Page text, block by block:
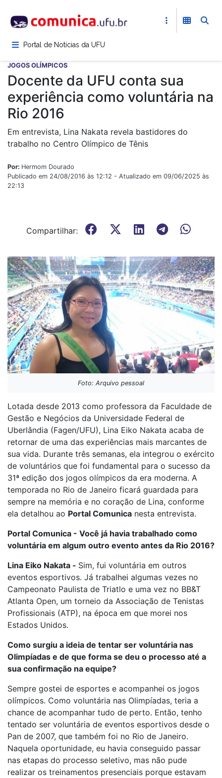
para
conteúdoPortal de Notícias da UFU
JOGOS OLÍMPICOS
Docente da UFU conta sua
experiência como voluntária na
Rio 2016
Em entrevista, Lina Nakata revela bastidores do
trabalho no Centro Olímpico de Tênis
Por: Hermom Dourado
Publicado em 24/08/2016 às 12:12 - Atualizado em 09/06/2025 às
22:13
Compartilhar:
Foto: Arquivo pessoal
Lotada desde 2013 como professora da Faculdade de
Gestão e Negócios da Universidade Federal de
Uberlândia (Fagen/UFU), Lina Eiko Nakata acaba de
retornar de uma das experiências mais marcantes de
sua vida. Durante três semanas, ela integrou o exército
de voluntários que foi fundamental para o sucesso da
31ª edição dos jogos olímpicos da era moderna. A
temporada no Rio de Janeiro ficará guardada para
sempre na memória e no coração de Lina, conforme
ela detalhou ao Portal Comunica nesta entrevista.
Portal Comunica - Você já havia trabalhado como
voluntária em algum outro evento antes da Rio 2016?
Lina Eiko Nakata - Sim, fui voluntária em outros
eventos esportivos. Já trabalhei algumas vezes no
Campeonato Paulista de Triatlo e uma vez no BB&T
Atlanta Open, um torneio da Associação de Tenistas
Profissionais (ATP), na época em que morei nos
Estados Unidos.
Como surgiu a ideia de tentar ser voluntária nas
Olimpíadas e de que forma se deu o processo até a
sua confirmação na equipe?
Sempre gostei de esportes e acompanhei os jogos
olímpicos. Como voluntária nas Olimpíadas, teria a
chance de acompanhar tudo de perto. Então, tenho
tentado ser voluntária de eventos esportivos desde o
Pan de 2007, que também foi no Rio de Janeiro.
Naquela oportunidade, eu havia conseguido passar
nas etapas do processo seletivo, mas não pude
realizar os treinamentos presenciais porque estavam